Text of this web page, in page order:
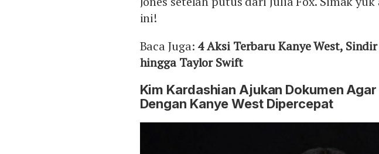
ini!
Baca Juga: 4 Aksi Terbaru Kanye West,
hingga Taylor Swift
Kim Kardashian Ajukan Dokumen
Dengan Kanye West Dipercepat